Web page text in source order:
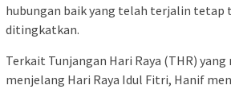
hubungan baik yang telah terjalin tetap
ditingkatkan.
Terkait Tunjangan Hari Raya (THR)
menjelang Hari Raya Idul Fitri, Hanif